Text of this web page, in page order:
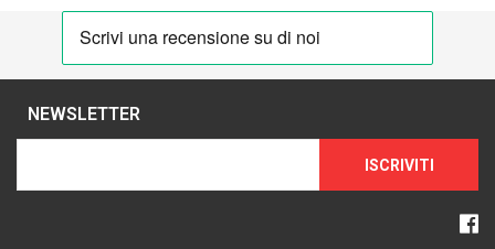
NEWSLETTER
ISCRIVITI